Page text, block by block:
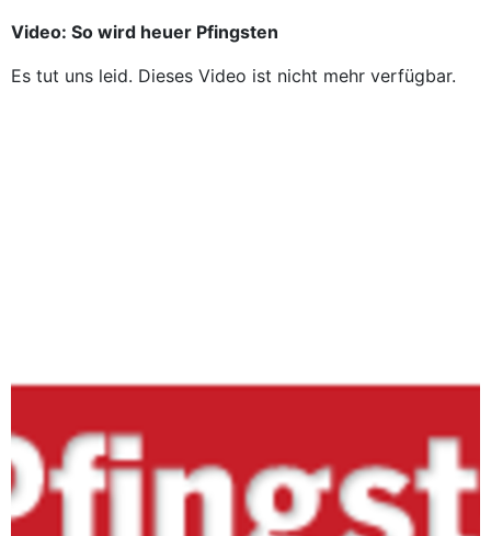
Video: So wird heuer Pfingsten
Es tut uns leid. Dieses Video ist nicht mehr verfügbar.